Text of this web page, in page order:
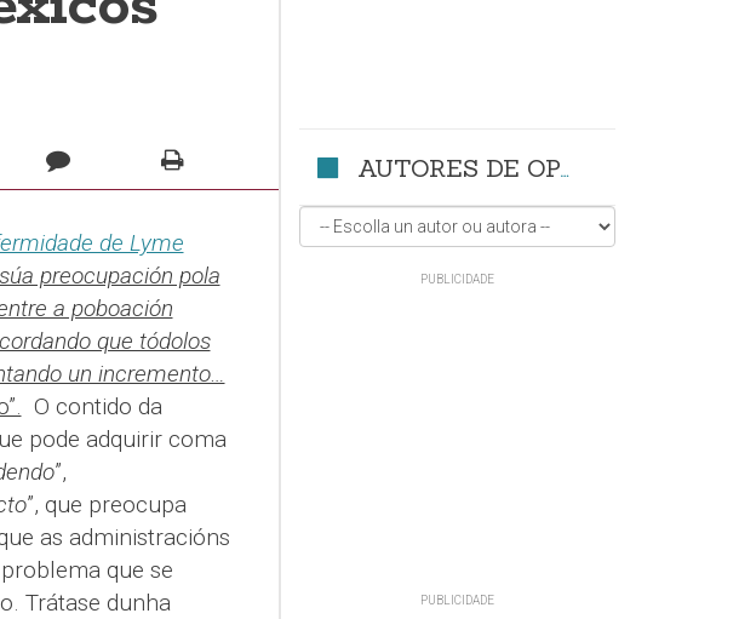
de Lyme
preocupación pola
a poboación
que tódolos
un incremento…
O contido da
pode adquirir coma
”,
”, que preocupa
as administracións
que se
Trátase dunha
AUTORES DE OPINIÓN